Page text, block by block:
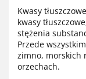
Kwasy
kwasy
stężenia
Przede
zimno, morskich
orzechach.